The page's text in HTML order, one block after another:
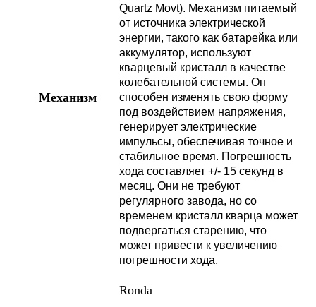
Механизм
Quartz Movt). Механизм питаемый
от источника электрической
энергии, такого как батарейка или
аккумулятор, используют
кварцевый кристалл в качестве
колебательной системы. Он
способен изменять свою форму
под воздействием напряжения,
генерирует электрические
импульсы, обеспечивая точное и
стабильное время. Погрешность
хода составляет +/- 15 секунд в
месяц. Они не требуют
регулярного завода, но со
временем кристалл кварца может
подвергаться старению, что
может привести к увеличению
погрешности хода.
Ronda